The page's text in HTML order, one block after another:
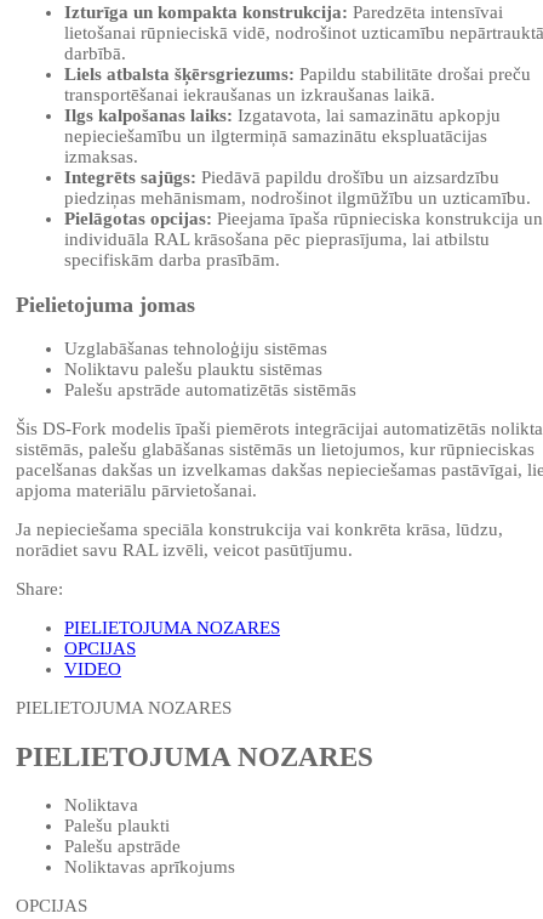
Izturīga un kompakta konstrukcija: Paredzēta intensīvai
lietošanai rūpnieciskā vidē, nodrošinot uzticamību nepārtrauktā
darbībā.
Liels atbalsta šķērsgriezums: Papildu stabilitāte drošai preču
transportēšanai iekraušanas un izkraušanas laikā.
Ilgs kalpošanas laiks: Izgatavota, lai samazinātu apkopju
nepieciešamību un ilgtermiņā samazinātu ekspluatācijas
izmaksas.
Integrēts sajūgs: Piedāvā papildu drošību un aizsardzību
piedziņas mehānismam, nodrošinot ilgmūžību un uzticamību.
Pielāgotas opcijas: Pieejama īpaša rūpnieciska konstrukcija un
individuāla RAL krāsošana pēc pieprasījuma, lai atbilstu
specifiskām darba prasībām.
Pielietojuma jomas
Uzglabāšanas tehnoloģiju sistēmas
Noliktavu palešu plauktu sistēmas
Palešu apstrāde automatizētās sistēmās
Šis DS-Fork modelis īpaši piemērots integrācijai automatizētās
sistēmās, palešu glabāšanas sistēmās un lietojumos, kur rūpnieciskas
pacelšanas dakšas un izvelkamas dakšas nepieciešamas pastāvīgai,
apjoma materiālu pārvietošanai.
Ja nepieciešama speciāla konstrukcija vai konkrēta krāsa, lūdzu,
norādiet savu RAL izvēli, veicot pasūtījumu.
Share:
PIELIETOJUMA NOZARES
OPCIJAS
VIDEO
PIELIETOJUMA NOZARES
PIELIETOJUMA NOZARES
Noliktava
Palešu plaukti
Palešu apstrāde
Noliktavas aprīkojums
OPCIJAS